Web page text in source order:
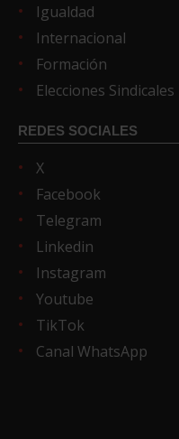
Igualdad
Internacional
Formación
Elecciones Sindicales
REDES SOCIALES
X
Facebook
Telegram
Linkedin
Instagram
Youtube
TikTok
Canal WhatsApp